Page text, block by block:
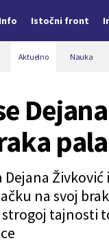
Info Istočni front
Aktuelno Nauka
Dejana
na svoj
tajnosti